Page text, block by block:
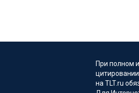
При полном
на TLT.ru